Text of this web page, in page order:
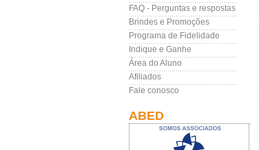
FAQ - Perguntas e respostas
Brindes e Promoções
Programa de Fidelidade
Indique e Ganhe
Área do Aluno
Afiliados
Fale conosco
ABED